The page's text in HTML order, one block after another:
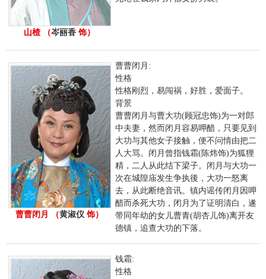
山楂 （岑丽香饰）
曹曹闭月 （黄淑仪饰）
曹曹闭月:
性格
性格刚烈，易闯祸，好胜，爱面子。
背景
曹曹闭月与曹大功(顾冠忠饰)为一对郎
中夫妻，然而闭月容易呷醋，只要见到
大功与其他女子接触，便不问情由把二
人大骂。闭月曾指钱霜(陈炜饰)为狐狸
精，二人从此结下梁子。闭月与大功一
次在城隍庙发生争执後，大功一怒离
去，从此断绝音讯。镇内谣传闭月因呷
醋而杀死大功，闭月为了证明清白，遂
带同年幼的女儿曹青(胡杏儿饰)离开友
德镇，追查大功的下落。
钱霜:
性格